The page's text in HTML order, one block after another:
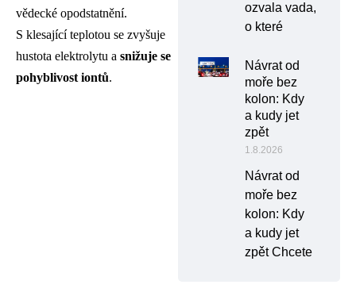
vědecké opodstatnění.
S klesající teplotou se zvyšuje
hustota elektrolytu a snižuje se
pohyblivost iontů.
ozvala vada,
o které
Návrat od
moře bez
kolon: Kdy
a kudy jet
zpět
1.8.2026
Návrat od
moře bez
kolon: Kdy
a kudy jet
zpět Chcete